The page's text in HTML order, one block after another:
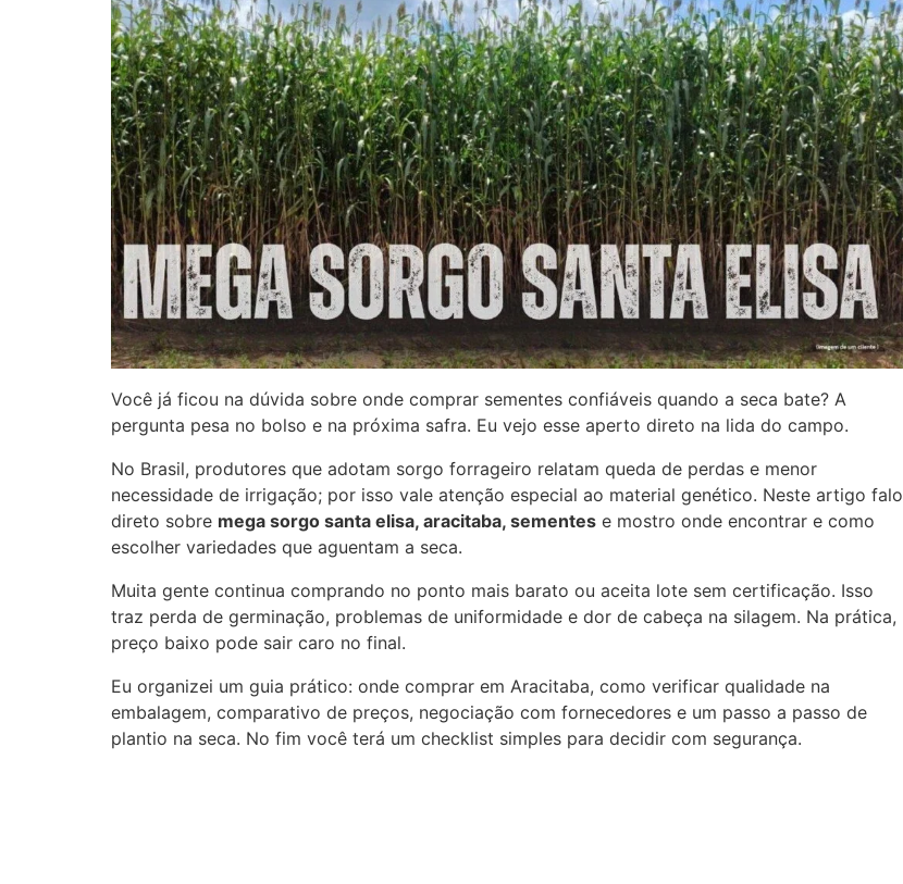
Você já ficou na dúvida sobre onde comprar sementes confiáveis quando a seca bate? A
pergunta pesa no bolso e na próxima safra. Eu vejo esse aperto direto na lida do campo.
No Brasil, produtores que adotam sorgo forrageiro relatam queda de perdas e menor
necessidade de irrigação; por isso vale atenção especial ao material genético. Neste artigo falo
direto sobre mega sorgo santa elisa, aracitaba, sementes e mostro onde encontrar e como
escolher variedades que aguentam a seca.
Muita gente continua comprando no ponto mais barato ou aceita lote sem certificação. Isso
traz perda de germinação, problemas de uniformidade e dor de cabeça na silagem. Na prática,
preço baixo pode sair caro no final.
Eu organizei um guia prático: onde comprar em Aracitaba, como verificar qualidade na
embalagem, comparativo de preços, negociação com fornecedores e um passo a passo de
plantio na seca. No fim você terá um checklist simples para decidir com segurança.